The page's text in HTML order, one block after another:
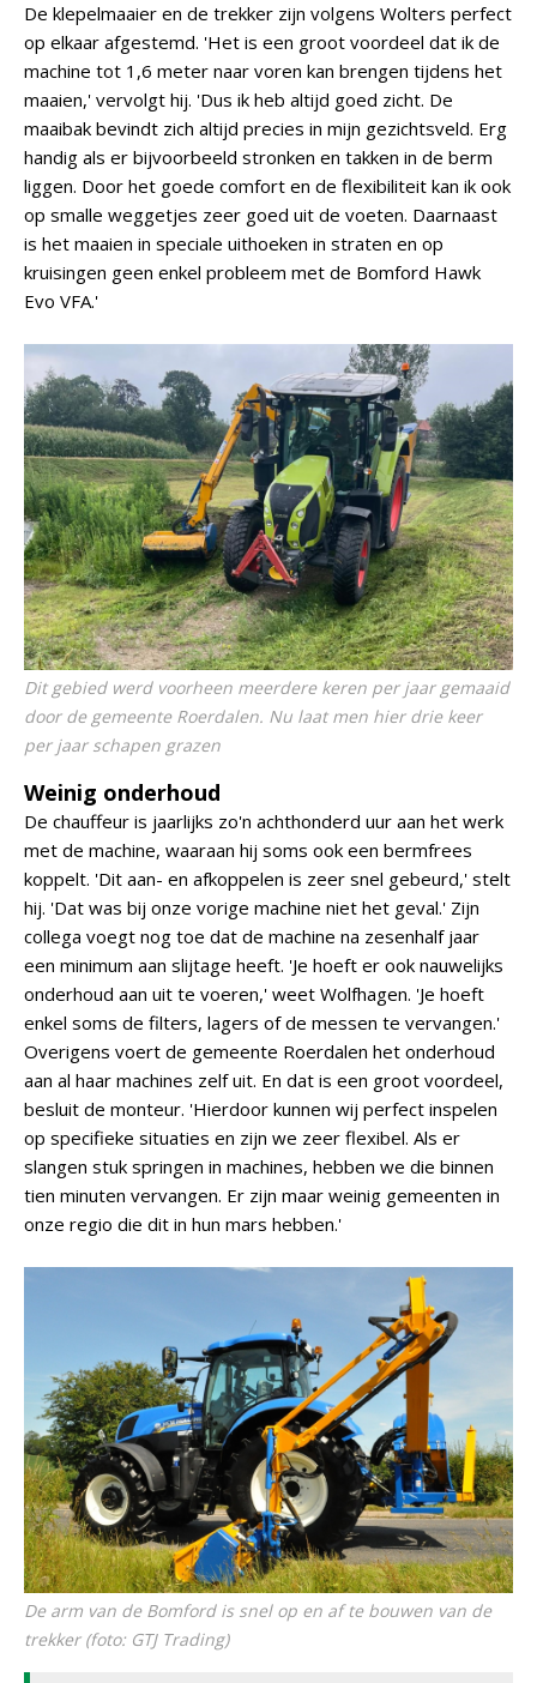
De klepelmaaier en de trekker zijn volgens Wolters perfect
op elkaar afgestemd. 'Het is een groot voordeel dat ik de
machine tot 1,6 meter naar voren kan brengen tijdens het
maaien,' vervolgt hij. 'Dus ik heb altijd goed zicht. De
maaibak bevindt zich altijd precies in mijn gezichtsveld. Erg
handig als er bijvoorbeeld stronken en takken in de berm
liggen. Door het goede comfort en de flexibiliteit kan ik ook
op smalle weggetjes zeer goed uit de voeten. Daarnaast
is het maaien in speciale uithoeken in straten en op
kruisingen geen enkel probleem met de Bomford Hawk
Evo VFA.'
Dit gebied werd voorheen meerdere keren per jaar gemaaid
door de gemeente Roerdalen. Nu laat men hier drie keer
per jaar schapen grazen
Weinig onderhoud
De chauffeur is jaarlijks zo'n achthonderd uur aan het werk
met de machine, waaraan hij soms ook een bermfrees
koppelt. 'Dit aan- en afkoppelen is zeer snel gebeurd,' stelt
hij. 'Dat was bij onze vorige machine niet het geval.' Zijn
collega voegt nog toe dat de machine na zesenhalf jaar
een minimum aan slijtage heeft. 'Je hoeft er ook nauwelijks
onderhoud aan uit te voeren,' weet Wolfhagen. 'Je hoeft
enkel soms de filters, lagers of de messen te vervangen.'
Overigens voert de gemeente Roerdalen het onderhoud
aan al haar machines zelf uit. En dat is een groot voordeel,
besluit de monteur. 'Hierdoor kunnen wij perfect inspelen
op specifieke situaties en zijn we zeer flexibel. Als er
slangen stuk springen in machines, hebben we die binnen
tien minuten vervangen. Er zijn maar weinig gemeenten in
onze regio die dit in hun mars hebben.'
De arm van de Bomford is snel op en af te bouwen van de
trekker (foto: GTJ Trading)